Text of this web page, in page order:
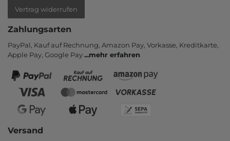
Vertrag widerrufen
Zahlungsarten
PayPal, Kauf auf Rechnung, Amazon Pay, Vor­kasse, Kredit­karte,
Apple Pay, Google Pay...mehr erfahren
Versand